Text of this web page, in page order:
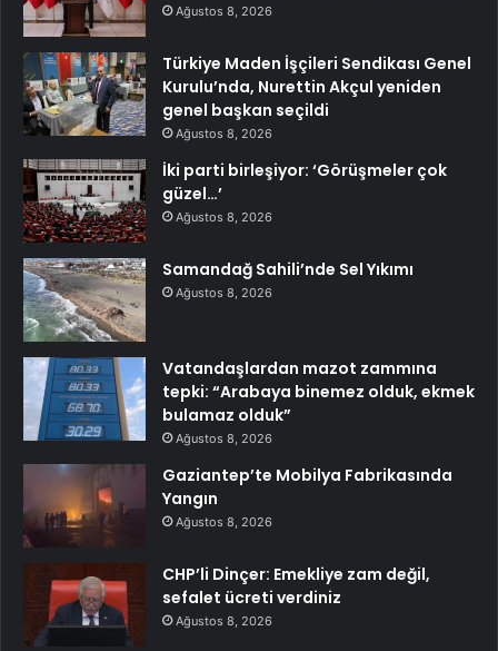
Ağustos 8, 2026
Türkiye Maden İşçileri Sendikası Genel
Kurulu’nda, Nurettin Akçul yeniden
genel başkan seçildi
Ağustos 8, 2026
İki parti birleşiyor: ‘Görüşmeler çok
güzel…’
Ağustos 8, 2026
Samandağ Sahili’nde Sel Yıkımı
Ağustos 8, 2026
Vatandaşlardan mazot zammına
tepki: “Arabaya binemez olduk, ekmek
bulamaz olduk”
Ağustos 8, 2026
Gaziantep’te Mobilya Fabrikasında
Yangın
Ağustos 8, 2026
CHP’li Dinçer: Emekliye zam değil,
sefalet ücreti verdiniz
Ağustos 8, 2026